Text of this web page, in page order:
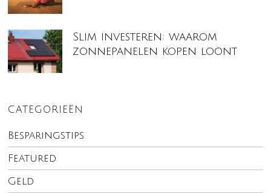
Slim investeren: waarom
zonnepanelen kopen loont
CATEGORIEËN
Besparingstips
Featured
Geld